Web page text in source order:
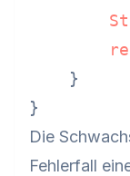
    }
Die
Fehlerfall